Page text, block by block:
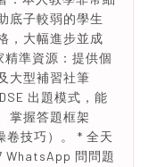
底子較弱的學生
，大幅進步並成
準資源：提供個
大型補習社筆
出題模式，能
掌握答題框架
卷技巧）。 * 全天
WhatsApp 問問題